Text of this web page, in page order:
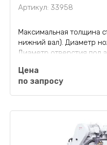
Артикул: 33958
Максимальная толщина
нижний вал). Диаметр
Диаметр отверстия под
Двухсторонний
(рейсмус) общей
кг, с...
Цена
по запросу